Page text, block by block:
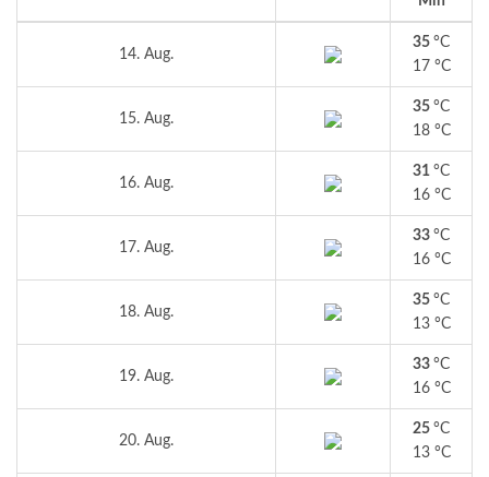
14. Aug.
35 °C
17 °C
15. Aug.
35 °C
18 °C
16. Aug.
31 °C
16 °C
17. Aug.
33 °C
16 °C
18. Aug.
35 °C
13 °C
19. Aug.
33 °C
16 °C
20. Aug.
25 °C
13 °C